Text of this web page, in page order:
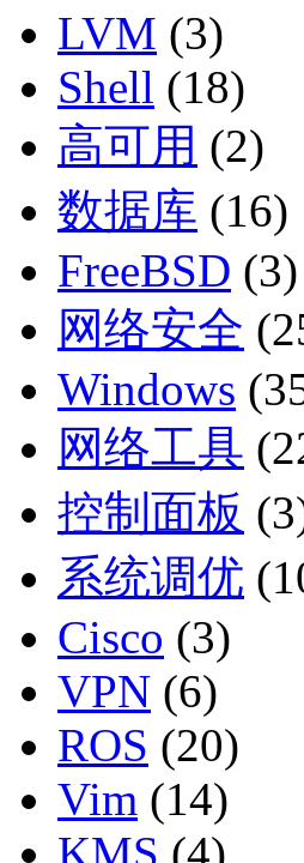
LVM (3)
Shell (18)
高可用 (2)
数据库 (16)
FreeBSD (3)
网络安全
Windows
网络工具
控制面板
系统调优
Cisco (3)
VPN (6)
ROS (20)
Vim (14)
KMS (4)